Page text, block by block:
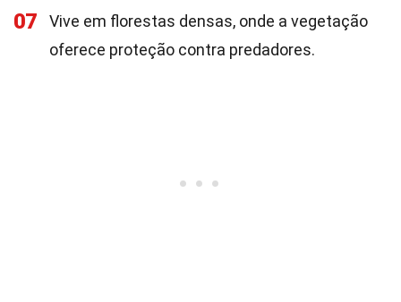
07
Vive em florestas densas, onde a vegetação
oferece proteção contra predadores.